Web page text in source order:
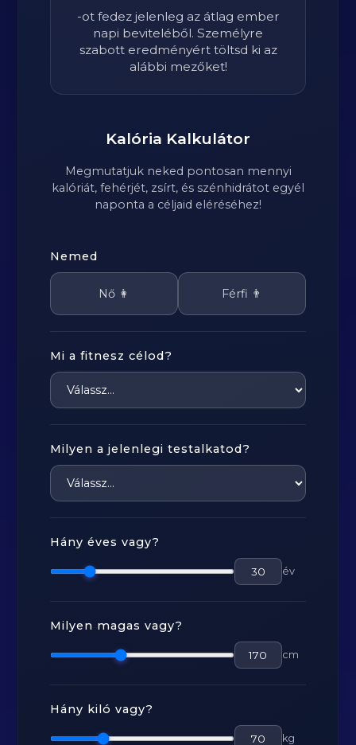
-ot fedez jelenleg az átlag ember
napi beviteléből. Személyre
szabott eredményért töltsd ki az
alábbi mezőket!
Kalória Kalkulátor
Megmutatjuk neked pontosan mennyi
kalóriát, fehérjét, zsírt, és szénhidrátot egyél
naponta a céljaid eléréséhez!
Nemed
Nő 👩 Férfi 👨
Mi a fitnesz célod?
Milyen a jelenlegi testalkatod?
Hány éves vagy?
év
Milyen magas vagy?
cm
Hány kiló vagy?
kg